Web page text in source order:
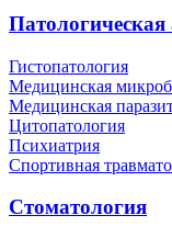
Гистопатология
Медицинская
Медицинская
Цитопатология
Психиатрия
Спортивная
Стоматология